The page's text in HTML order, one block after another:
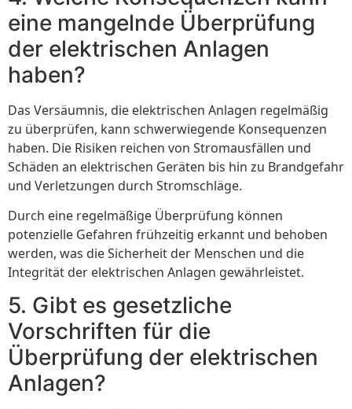
eine mangelnde Überprüfung
der elektrischen Anlagen
haben?
Das Versäumnis, die elektrischen Anlagen regelmäßig
zu überprüfen, kann schwerwiegende Konsequenzen
haben. Die Risiken reichen von Stromausfällen und
Schäden an elektrischen Geräten bis hin zu Brandgefahr
und Verletzungen durch Stromschläge.
Durch eine regelmäßige Überprüfung können
potenzielle Gefahren frühzeitig erkannt und behoben
werden, was die Sicherheit der Menschen und die
Integrität der elektrischen Anlagen gewährleistet.
5. Gibt es gesetzliche
Vorschriften für die
Überprüfung der elektrischen
Anlagen?